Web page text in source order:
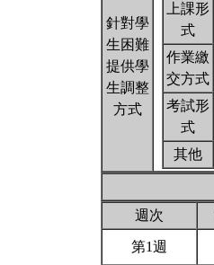
針對學
生困難
提供學
生調整
方式
上課形
式
作業繳
交方式
考試形
式
其他
週次
第1週